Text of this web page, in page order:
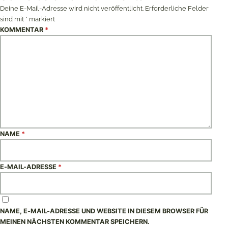
Deine E-Mail-Adresse wird nicht veröffentlicht. Erforderliche Felder
sind mit * markiert
KOMMENTAR *
NAME *
E-MAIL-ADRESSE *
NAME, E-MAIL-ADRESSE UND WEBSITE IN DIESEM BROWSER FÜR
MEINEN NÄCHSTEN KOMMENTAR SPEICHERN.